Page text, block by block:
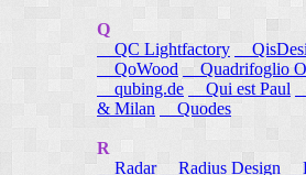
Q
QC Lightfactory
QoWood Quadrifoglio
qubing.de
Qui est Paul
& Milan
Quodes
R
Radar
Radius Design